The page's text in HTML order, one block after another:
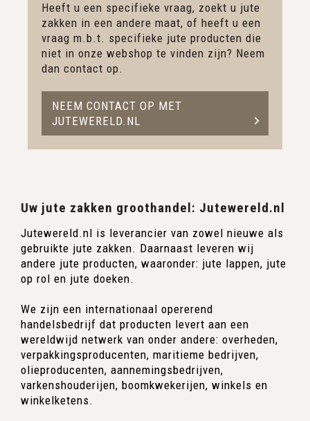
Heeft u een specifieke vraag, zoekt u jute
zakken in een andere maat, of heeft u een
vraag m.b.t. specifieke jute producten die
niet in onze webshop te vinden zijn? Neem
dan contact op.
NEEM CONTACT OP MET
JUTEWERELD.NL
Uw jute zakken groothandel: Jutewereld.nl
Jutewereld.nl is leverancier van zowel nieuwe als
gebruikte jute zakken. Daarnaast leveren wij
andere jute producten, waaronder: jute lappen, jute
op rol en jute doeken.
We zijn een internationaal opererend
handelsbedrijf dat producten levert aan een
wereldwijd netwerk van onder andere: overheden,
verpakkingsproducenten, maritieme bedrijven,
olieproducenten, aannemingsbedrijven,
varkenshouderijen, boomkwekerijen, winkels en
winkelketens.